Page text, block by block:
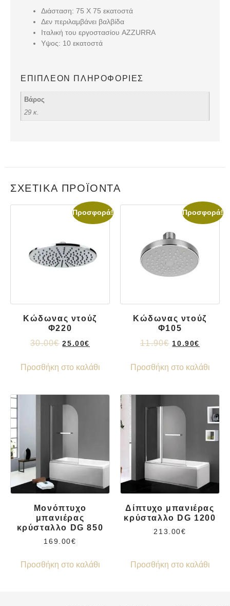
Διάσταση: 75 Χ 75 εκατοστά
Δεν περιλαμβάνει βαλβίδα
Ιταλική του εργοστασίου AZZURRA
Υψος: 10 εκατοστά
ΕΠΙΠΛΈΟΝ ΠΛΗΡΟΦΟΡΊΕΣ
Βάρος
29 κ.
ΣΧΕΤΙΚΆ ΠΡΟΪΌΝΤΑ
Προσφορά!
Κώδωνας ντούζ
Φ220
30.00€ 25.00€
Προσθήκη στο καλάθι
Προσφορά!
Κώδωνας ντούζ
Φ105
11.90€ 10.90€
Προσθήκη στο καλάθι
Μονόπτυχο
μπανιέρας
κρύσταλλο DG 850
169.00€
Προσθήκη στο καλάθι
Δίπτυχο μπανιέρας
κρύσταλλο DG 1200
213.00€
Προσθήκη στο καλάθι